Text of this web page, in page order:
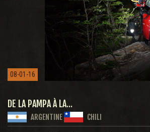
08-01-16
DE LA PAMPA À LA...
ARGENTINE CHILI